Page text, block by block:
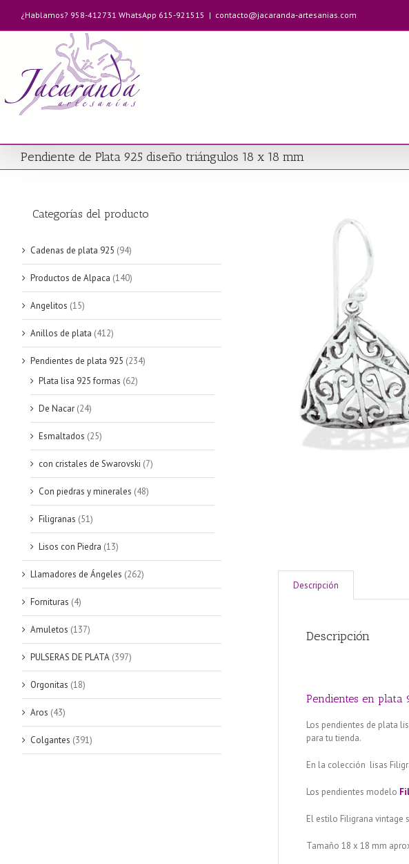
contenido
¿Hablamos? 958-412731 WhatsApp 615-921515 | contacto@jacaranda-artesanias.com
Pendiente de Plata 925 diseño triángulos 18 x 18 mm
Descripción
Descripción
Pendientes en plata
Los pendientes de plata
para tu tienda.
En la colección lisas
Los pendientes modelo
El estilo Filigrana vintage
Tamaño 18 x 18 mm
Categorías del producto
Cadenas de plata 925 (94)
Productos de Alpaca (140)
Angelitos (15)
Anillos de plata (412)
Pendientes de plata 925 (234)
Plata lisa 925 formas (62)
De Nacar (24)
Esmaltados (25)
con cristales de Swarovski (7)
Con piedras y minerales (48)
Filigranas (51)
Lisos con Piedra (13)
Llamadores de Ángeles (262)
Fornituras (4)
Amuletos (137)
PULSERAS DE PLATA (397)
Orgonitas (18)
Aros (43)
Colgantes (391)